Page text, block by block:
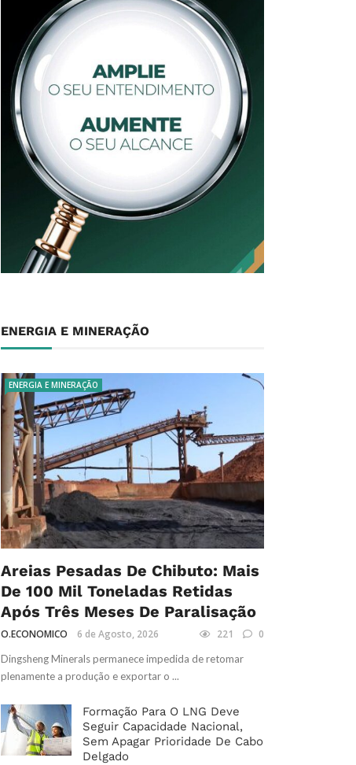
ENERGIA E MINERAÇÃO
ENERGIA E MINERAÇÃO
Areias Pesadas De Chibuto: Mais
De 100 Mil Toneladas Retidas
Após Três Meses De Paralisação
O.ECONOMICO 6 de Agosto, 2026 221 0
Dingsheng Minerals permanece impedida de retomar
plenamente a produção e exportar o ...
Formação Para O LNG Deve
Seguir Capacidade Nacional,
Sem Apagar Prioridade De Cabo
Delgado